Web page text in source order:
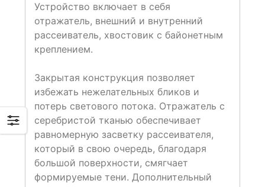
Устройство включает в себя
отражатель, внешний и внутренний
рассеиватель, хвостовик с байонетным
креплением.
Закрытая конструкция позволяет
избежать нежелательных бликов и
потерь светового потока. Отражатель с
серебристой тканью обеспечивает
равномерную засветку рассеивателя,
который в свою очередь, благодаря
большой поверхности, смягчает
формируемые тени. Дополнительный